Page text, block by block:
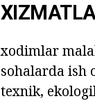
xodimlar
sohalarda ish
texnik,